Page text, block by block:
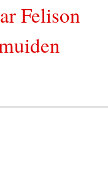
Felison